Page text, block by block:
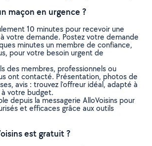
maçon en urgence ?
10 minutes pour recevoir une
votre demande. Postez votre demande
minutes un membre de confiance,
pour votre besoin urgent de
des membres, professionnels ou
ont contacté. Présentation, photos de
avis : trouvez l'offreur idéal, adapté à
votre budget.
depuis la messagerie AlloVoisins pour
et efficaces grâce aux outils
est gratuit ?